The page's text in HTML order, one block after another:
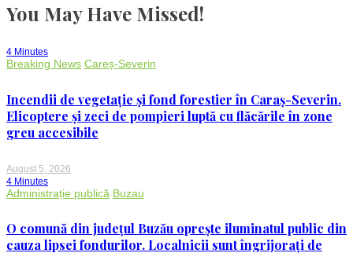
You May Have Missed!
4 Minutes
Breaking News Careș-Severin
Incendii de vegetație și fond forestier în Caraș-Severin.
Elicoptere și zeci de pompieri luptă cu flăcările în zone
greu accesibile
August 5, 2026
4 Minutes
Administrație publică Buzau
O comună din județul Buzău oprește iluminatul public din
cauza lipsei fondurilor. Localnicii sunt îngrijorați de